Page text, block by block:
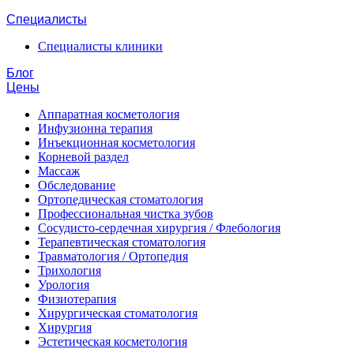
Специалисты
Специалисты клиники
Блог
Цены
Аппаратная косметология
Инфузионна терапия
Инъекционная косметология
Корневой раздел
Массаж
Обследование
Ортопедическая стоматология
Профессиональная чистка зубов
Сосудисто-сердечная хирургия / Флебология
Терапевтическая стоматология
Травматология / Ортопедия
Трихология
Урология
Физиотерапия
Хирургическая стоматология
Хирургия
Эстетическая косметология